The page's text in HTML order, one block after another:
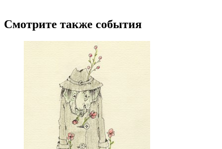
Смотрите также события